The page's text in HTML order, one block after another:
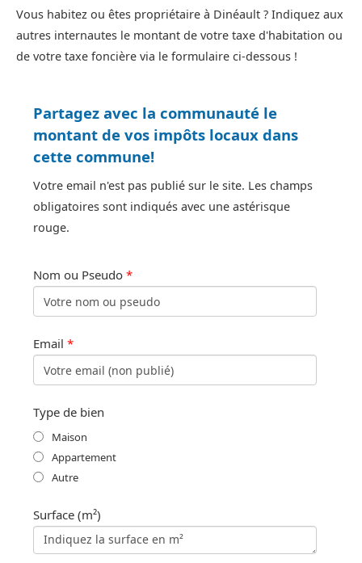
Vous habitez ou êtes propriétaire à Dinéault ? Indiquez aux
autres internautes le montant de votre taxe d'habitation ou
de votre taxe foncière via le formulaire ci-dessous !
Partagez avec la communauté le
montant de vos impôts locaux dans
cette commune!
Votre email n'est pas publié sur le site. Les champs
obligatoires sont indiqués avec une astérisque
rouge.
Nom ou Pseudo *
Email *
Type de bien
Maison
Appartement
Autre
Surface (m²)